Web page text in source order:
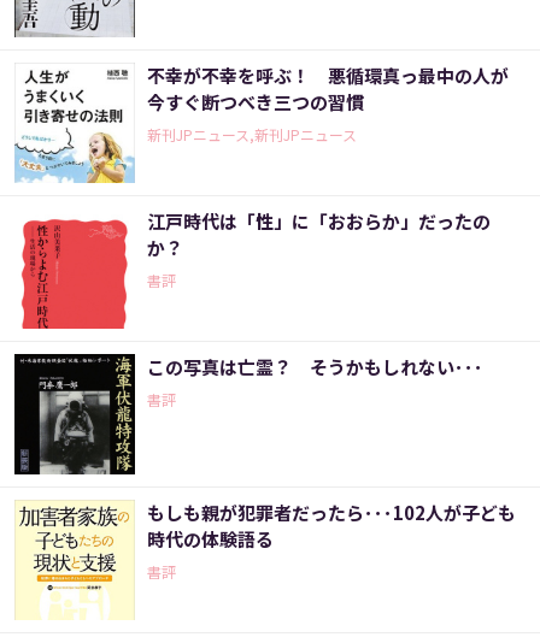
不幸が不幸を呼ぶ！ 悪循環真っ最中の人が
今すぐ断つべき三つの習慣
新刊JPニュース,新刊JPニュース
江戸時代は「性」に「おおらか」だったの
か？
書評
この写真は亡霊？ そうかもしれない･･･
書評
もしも親が犯罪者だったら･･･102人が子ども
時代の体験語る
書評